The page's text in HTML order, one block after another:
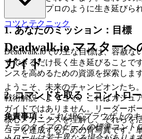
ば、すぐにプロのように生き延びら
1. あなたのミッション：目標
Deadwalk.ioでの主な目標は、容赦な
てできるだけ長く生き延びることで
ンスを高めるための資源を探索します
2. コマンドを取る：コントロ
免責事項： これはPCブラウザ上の
たこのタイプのゲームの標準コント
コツとテクニック
Deadwalk.io マスターへ
ガイド
ようこそ、未来のチャンピオンたち
戦術解説へようこそ。これはカジュ
ガイドではありません。リーダーボ
核心メカニクスを理解し、それらを
コアを達成するための青写真です。